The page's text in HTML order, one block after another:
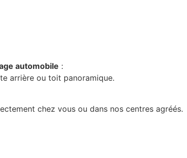
automobile :
arrière ou toit panoramique.
chez vous ou dans nos centres agréés.